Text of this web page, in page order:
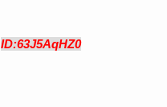
ID:63J5AqHZ0